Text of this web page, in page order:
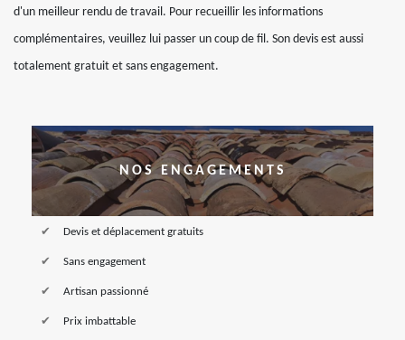
d'un meilleur rendu de travail. Pour recueillir les informations
complémentaires, veuillez lui passer un coup de fil. Son devis est aussi
totalement gratuit et sans engagement.
NOS ENGAGEMENTS
Devis et déplacement gratuits
Sans engagement
Artisan passionné
Prix imbattable